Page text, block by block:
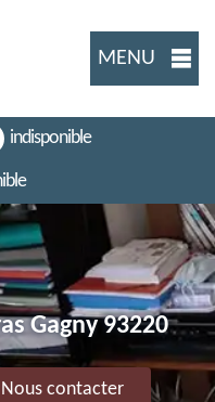
MENU
indisponible
Gagny 93220
Nous contacter